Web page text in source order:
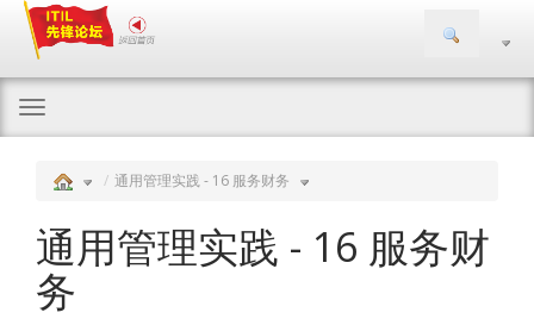
通用管理实践 - 16 服务财务
通用管理实践 - 16 服务财
务